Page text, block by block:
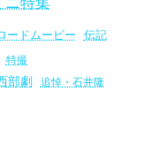
ードムービー 伝記
特撮
部劇 追悼・石井隆